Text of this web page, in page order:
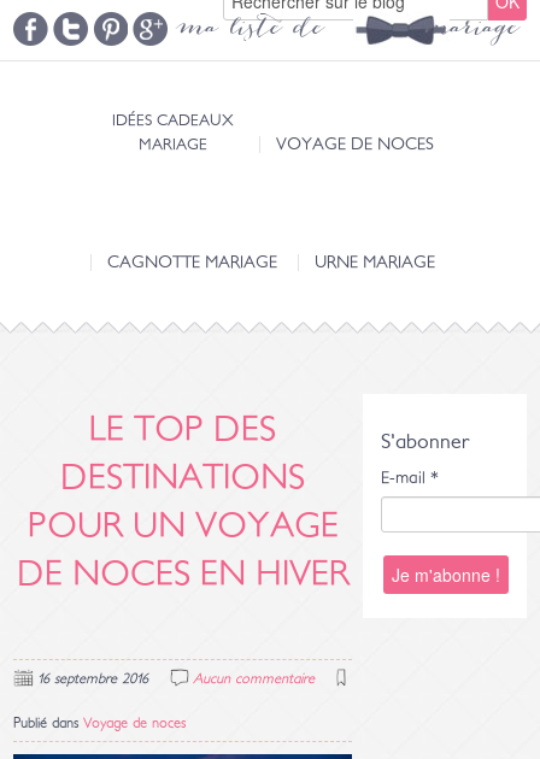
ma liste de mariage
IDÉES CADEAUX
MARIAGE
VOYAGE DE NOCES
CAGNOTTE MARIAGE URNE MARIAGE
LE TOP DES
DESTINATIONS
POUR UN VOYAGE
DE NOCES EN HIVER
16 septembre 2016 Aucun commentaire
Publié dansVoyage de noces
S'abonner
E-mail *